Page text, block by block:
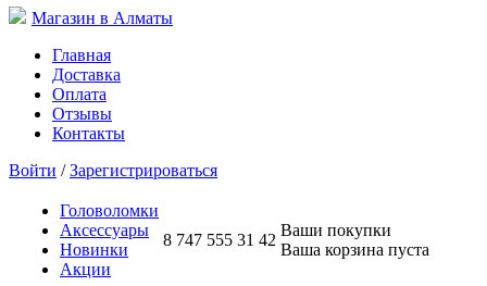
Магазин в Алматы
Главная
Доставка
Оплата
Отзывы
Контакты
Войти /Зарегистрироваться
Головоломки
Аксессуары
Новинки
Акции
8 747 555 31 42
Ваши покупки
Ваша корзина пуста